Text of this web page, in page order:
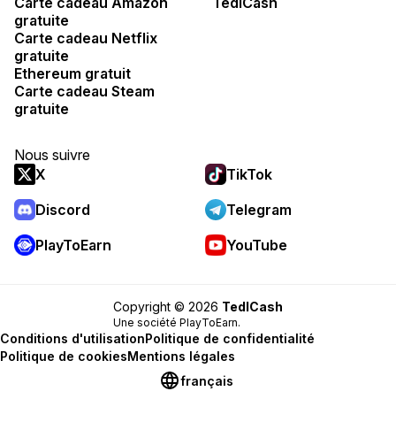
TedlCash envoie les paiements aux utilisateurs
Lorsque toutes les conditions de la tâche sont
remplies, TedlCash paie les utilisateurs.
gratuite
Carte cadeau Netflix
gratuite
Ethereum gratuit
Carte cadeau Steam
gratuite
Nous suivre
X
TikTok
Discord
Telegram
PlayToEarn
YouTube
Copyright © 2026 TedlCash
Une société PlayToEarn.
Conditions d'utilisationPolitique de confidentialité
Politique de cookiesMentions légales
français